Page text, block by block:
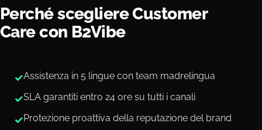
Perché scegliere Customer
Care con B2Vibe
✓Assistenza in 5 lingue con team madrelingua
✓SLA garantiti entro 24 ore su tutti i canali
✓Protezione proattiva della reputazione del brand